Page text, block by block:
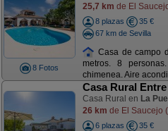
8 Fotos
25,7 km de El
8 plazas
35 €
67 km de Sevilla
Casa de campo
metros. 8
chimenea. Aire
Casa Rural
Casa Rural en La
26 km de El Saucejo
6 plazas
35 €